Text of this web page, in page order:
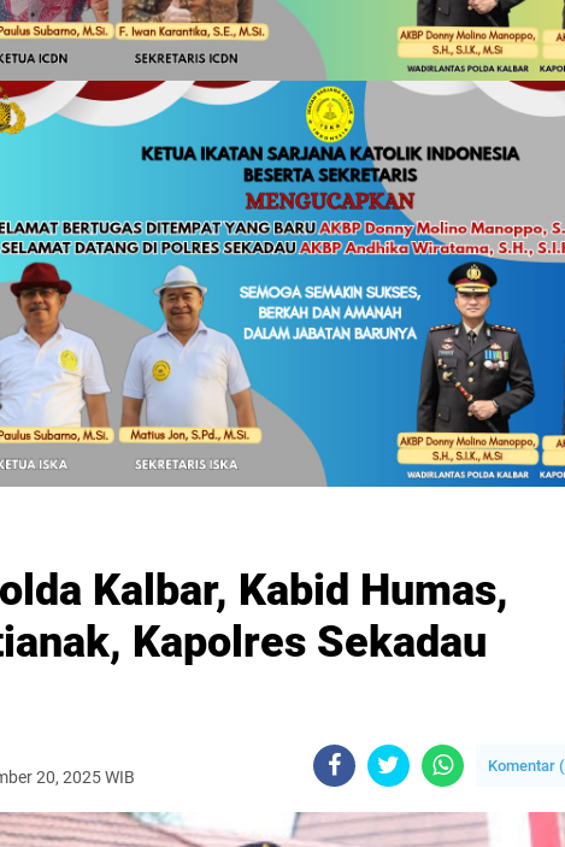
Kalbar, Kabid Humas,
Kapolres Sekadau
20, 2025 WIB
Komentar (